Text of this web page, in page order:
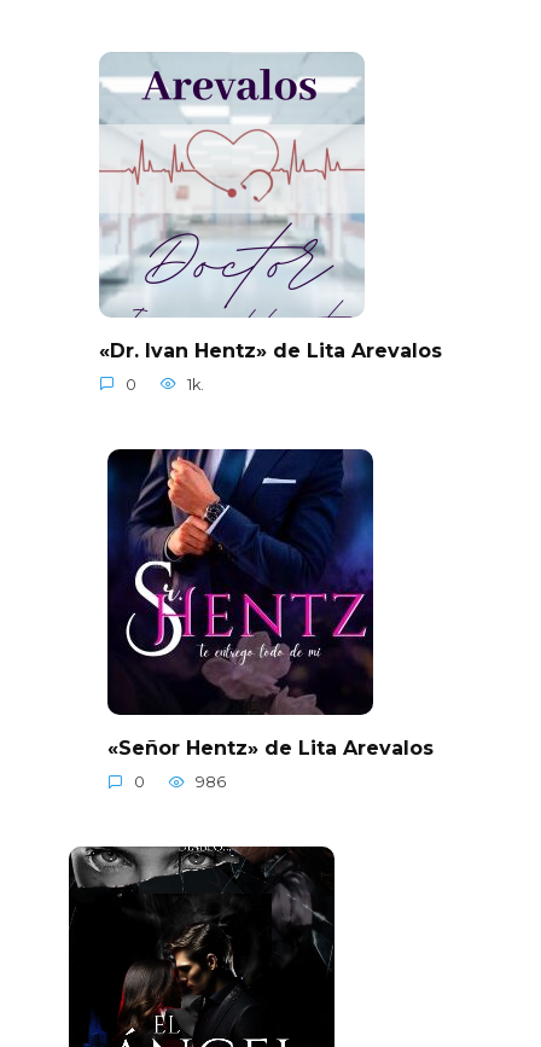
«Dr. Ivan Hentz» de Lita Arevalos
0 1k.
«Señor Hentz» de Lita Arevalos
0 986